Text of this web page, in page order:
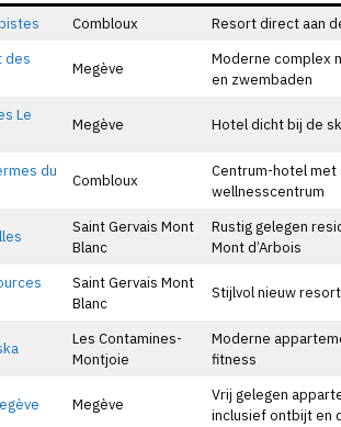
Combloux
Resort direct aan
des
Megève
Moderne complex
en zwembaden
Le
Megève Hotel dicht bij de
du
Combloux
Centrum-hotel
wellnesscentrum
Saint Gervais Mont
Blanc
Rustig gelegen
Mont d’Arbois
Saint Gervais Mont
Blanc
Stijlvol nieuw
Les Contamines-
Montjoie
Moderne
fitness
Megève
Vrij gelegen
inclusief ontbijt en